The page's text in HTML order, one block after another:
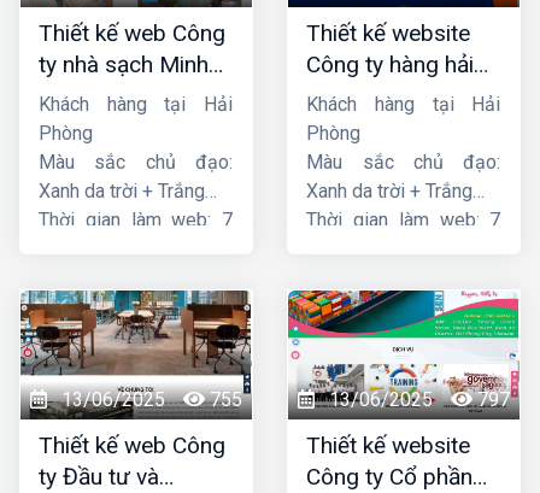
Thiết kế web Công
ty nhà sạch Minh
Dương
Khách hàng tại Hải
Phòng
Màu sắc chủ đạo:
Xanh da trời + Trắng
Thời gian làm web: 7
Thiết kế website
Công ty hàng hải
liên minh
Khách hàng tại Hải
Phòng
Màu sắc chủ đạo:
Xanh da trời + Trắng
Thời gian làm web: 7
13/06/2025 755
Thiết kế web Công
ty Đầu tư và
13/06/2025 797
Thiết kế website
Công ty Cổ phần